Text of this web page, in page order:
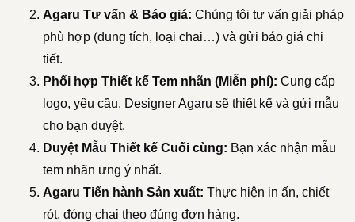
Agaru Tư vấn & Báo giá: Chúng tôi tư vấn giải pháp
phù hợp (dung tích, loại chai…) và gửi báo giá chi
tiết.
Phối hợp Thiết kế Tem nhãn (Miễn phí): Cung cấp
logo, yêu cầu. Designer Agaru sẽ thiết kế và gửi mẫu
cho bạn duyệt.
Duyệt Mẫu Thiết kế Cuối cùng: Bạn xác nhận mẫu
tem nhãn ưng ý nhất.
Agaru Tiến hành Sản xuất: Thực hiện in ấn, chiết
rót, đóng chai theo đúng đơn hàng.